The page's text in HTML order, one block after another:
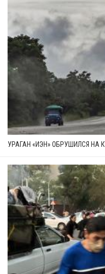
УРАГАН «ИЭН» ОБРУШИЛСЯ НА